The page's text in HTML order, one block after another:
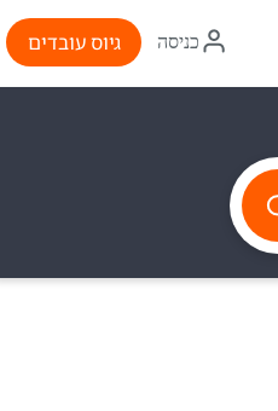
איקון
התחברות
כניסה גיוס עובדים